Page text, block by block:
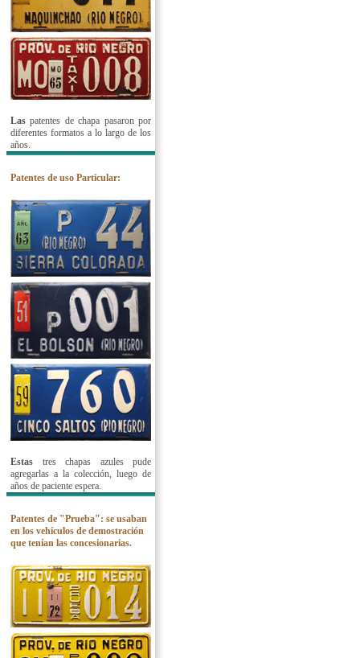
Las patentes de chapa pasaron por
diferentes formatos a lo largo de los
años.
Patentes de uso Particular:
Estas tres chapas azules pude
agregarlas a la colección, luego de
años de paciente espera.
Patentes de "Prueba": se usaban
en los vehículos de demostración
que tenían las concesionarias.